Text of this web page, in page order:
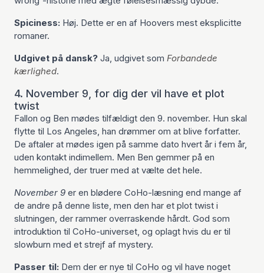
Spiciness: Høj. Dette er en af Hoovers mest eksplicitte
romaner.
Udgivet på dansk? Ja, udgivet som Forbandede
kærlighed.
4. November 9, for dig der vil have et plot
twist
Fallon og Ben mødes tilfældigt den 9. november. Hun skal
flytte til Los Angeles, han drømmer om at blive forfatter.
De aftaler at mødes igen på samme dato hvert år i fem år,
uden kontakt indimellem. Men Ben gemmer på en
hemmelighed, der truer med at vælte det hele.
November 9 er en blødere CoHo-læsning end mange af
de andre på denne liste, men den har et plot twist i
slutningen, der rammer overraskende hårdt. God som
introduktion til CoHo-universet, og oplagt hvis du er til
slowburn med et strejf af mystery.
Passer til: Dem der er nye til CoHo og vil have noget